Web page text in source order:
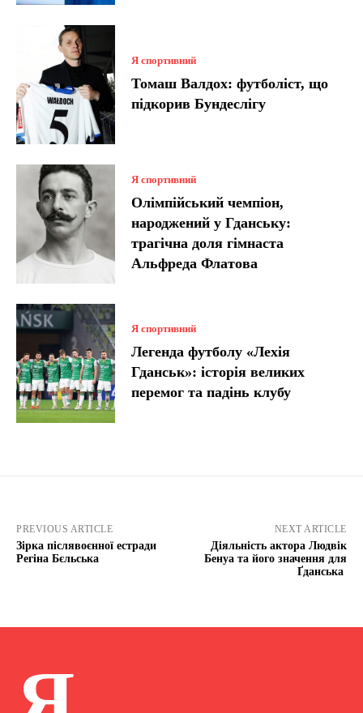
Я спортивний
Томаш Валдох: футболіст, що
підкорив Бундеслігу
Я спортивний
Олімпійський чемпіон,
народжений у Гданську:
трагічна доля гімнаста
Альфреда Флатова
Я спортивний
Легенда футболу «Лехія
Гданськ»: історія великих
перемог та падінь клубу
PREVIOUS ARTICLE
Зірка післявоєнної естради
Регіна Бєльська
NEXT ARTICLE
Діяльність актора Людвік
Бенуа та його значення для
Ґданська